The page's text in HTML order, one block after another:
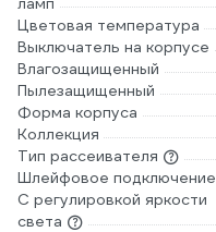
Цветовая температура
Выключатель на корпусе
Влагозащищенный
Пылезащищенный
Форма корпуса
Коллекция
Тип рассеивателя
Шлейфовое подключение
С регулировкой яркости
света